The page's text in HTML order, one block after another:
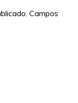
Campos